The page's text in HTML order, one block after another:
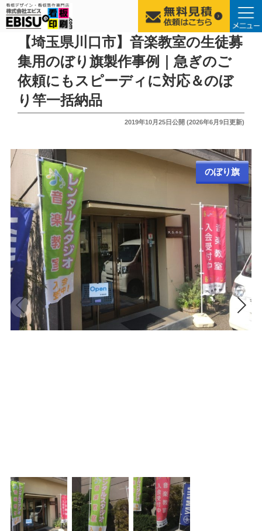
【埼玉県川口市】音楽教室の生徒募
集用のぼり旗製作事例｜急ぎのご
依頼にもスピーディに対応＆のぼ
り竿一括納品
投
2019年10月25日公開 (2026年6月9日更新)
のぼり旗